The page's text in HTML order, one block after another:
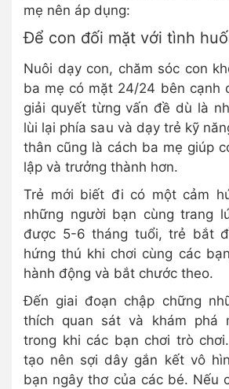
mẹ nên áp dụng:
Để con đối mặt với tình
Nuôi dạy con, chăm sóc con
ba mẹ có mặt 24/24 bên cạnh
giải quyết từng vấn đề dù là
lùi lại phía sau và dạy trẻ kỹ
thân cũng là cách ba mẹ giúp
lập và trưởng thành hơn.
Trẻ mới biết đi có một cảm
những người bạn cùng trang
được 5-6 tháng tuổi, trẻ bắt
hứng thú khi chơi cùng các
hành động và bắt chước theo.
Đến giai đoạn chập chững
thích quan sát và khám phá
trong khi các bạn chơi trò
tạo nên sợi dây gắn kết vô
bạn ngây thơ của các bé. Nếu